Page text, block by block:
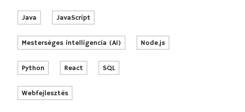
Java JavaScript
Mesterséges intelligencia (AI) Node.js
Python React SQL
Webfejlesztés